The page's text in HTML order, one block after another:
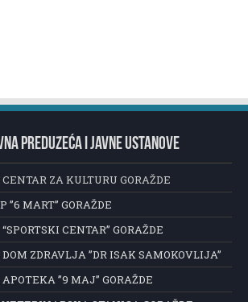
PREDUZEĆA I JAVNE USTANOVE
ZA KULTURU GORAŽDE
”6 MART” GORAŽDE
CENTAR” GORAŽDE
ZDRAVLJA ”DR ISAK SAMOKOVLIJA”
”9 MAJ” GORAŽDE